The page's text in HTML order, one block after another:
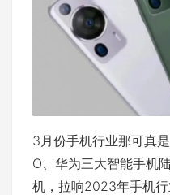
3月份手机行业那可真
O、华为三大智能手机
机，拉响2023年手机行